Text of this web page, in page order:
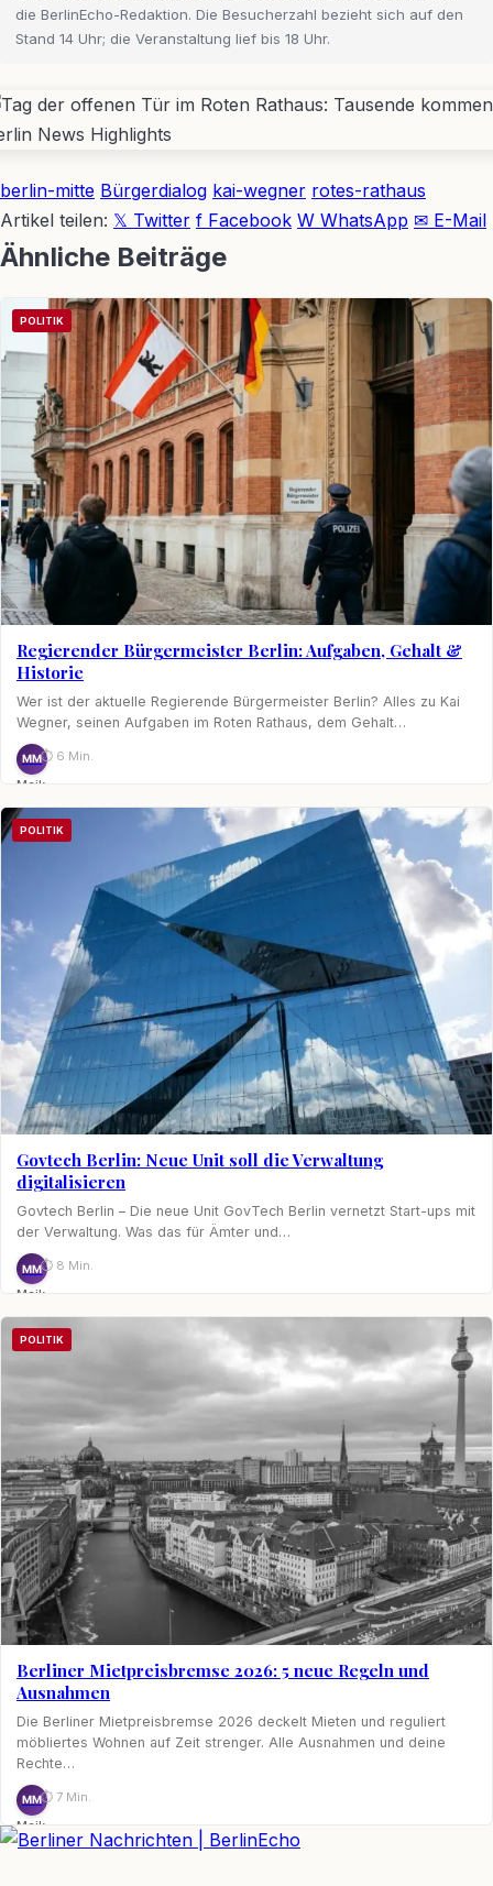
die BerlinEcho-Redaktion. Die Besucherzahl bezieht sich auf den
Stand 14 Uhr; die Veranstaltung lief bis 18 Uhr.
berlin-mitte Bürgerdialog kai-wegner rotes-rathaus
Artikel teilen: 𝕏 Twitter f Facebook W WhatsApp ✉ E-Mail
Ähnliche Beiträge
POLITIK
Regierender Bürgermeister Berlin: Aufgaben, Gehalt &
Historie
Wer ist der aktuelle Regierende Bürgermeister Berlin? Alles zu Kai
Wegner, seinen Aufgaben im Roten Rathaus, dem Gehalt…
MM
Maik
Möhring
⏱ 6 Min.
POLITIK
Govtech Berlin: Neue Unit soll die Verwaltung
digitalisieren
Govtech Berlin – Die neue Unit GovTech Berlin vernetzt Start-ups mit
der Verwaltung. Was das für Ämter und…
MM
Maik
Möhring
⏱ 8 Min.
POLITIK
Berliner Mietpreisbremse 2026: 5 neue Regeln und
Ausnahmen
Die Berliner Mietpreisbremse 2026 deckelt Mieten und reguliert
möbliertes Wohnen auf Zeit strenger. Alle Ausnahmen und deine
Rechte…
MM
Maik
Möhring
⏱ 7 Min.